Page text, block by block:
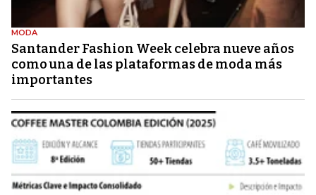
MODA
Santander Fashion Week celebra nueve años
como una de las plataformas de moda más
importantes